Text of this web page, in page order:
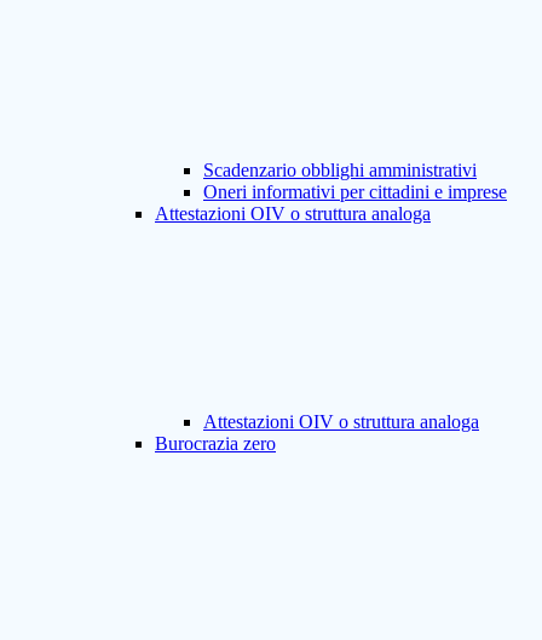
Scadenzario obblighi amministrativi
Oneri informativi per cittadini e imprese
Attestazioni OIV o struttura analoga
Attestazioni OIV o struttura analoga
Burocrazia zero